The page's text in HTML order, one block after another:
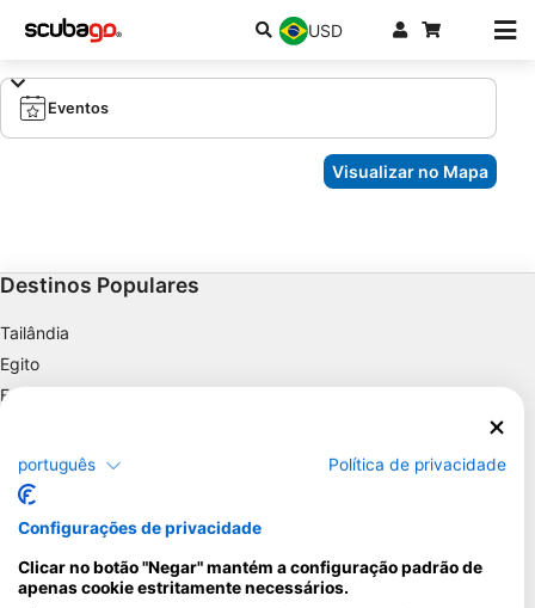
USD
Eventos
Visualizar no Mapa
Destinos Populares
Tailândia
Egito
Espanha
Flórida
Filipinas
México
Empresa
português Política de privacidade
Configurações de privacidade
Clicar no botão "Negar" mantém a configuração padrão de
apenas cookie estritamente necessários.